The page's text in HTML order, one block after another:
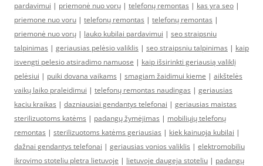
pardavimui | priemonė nuo vorų | telefonų remontas | kas yra seo |
priemone nuo voru | telefonų remontas | telefonų remontas |
priemonė nuo vorų | lauko kubilai pardavimui | seo straipsniu
talpinimas | geriausias pelėsio valiklis | seo straipsniu talpinimas | kaip
isvengti pelesio atsiradimo namuose | kaip išsirinkti geriausią valiklį
pelėsiui | puiki dovana vaikams | smagiam žaidimui kieme | aikštelės
vaikų laiko praleidimui | telefonų remontas naudingas | geriausias
kaciu kraikas | dazniausiai gendantys telefonai | geriausias maistas
sterilizuotoms katėms | padangų žymėjimas | mobiliųjų telefonų
remontas | sterilizuotoms katėms geriausias | kiek kainuoja kubilai |
dažnai gendantys telefonai | geriausias vonios valiklis | elektromobiliu
ikrovimo stoteliu pletra lietuvoje | lietuvoje daugeja stoteliu | padangų